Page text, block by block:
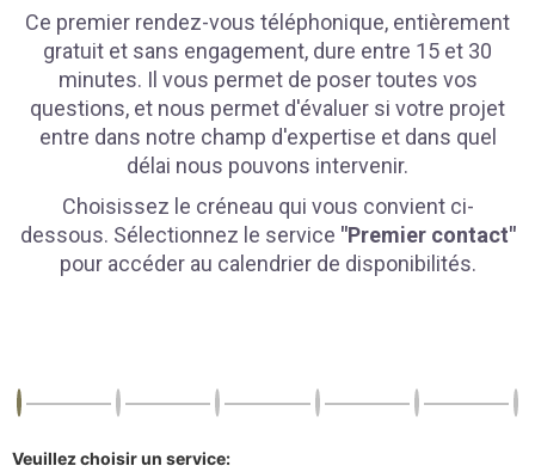
Ce premier rendez-vous téléphonique, entièrement
gratuit et sans engagement, dure entre 15 et 30
minutes. Il vous permet de poser toutes vos
questions, et nous permet d'évaluer si votre projet
entre dans notre champ d'expertise et dans quel
délai nous pouvons intervenir.
Choisissez le créneau qui vous convient ci-
dessous. Sélectionnez le service "Premier contact"
pour accéder au calendrier de disponibilités.
Veuillez choisir un service: